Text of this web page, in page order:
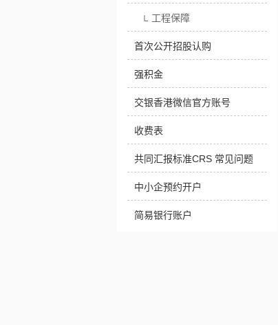
└ 工程保障
首次公开招股认购
强积金
交银香港微信官方账号
收费表
共同汇报标准CRS 常见问题
中小企预约开户
简易银行账户